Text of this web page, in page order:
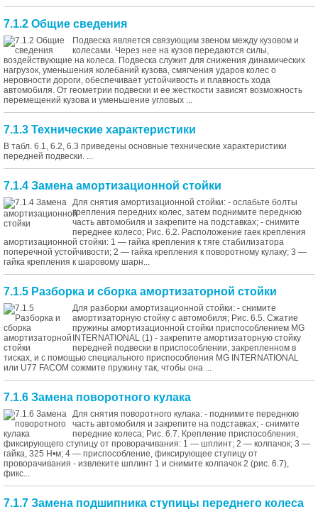
7.1.2 Общие сведения
Подвеска является связующим звеном между кузовом и
колесами. Через нее на кузов передаются силы,
воздействующие на колеса. Подвеска служит для снижения динамических
нагрузок, уменьшения колебаний кузова, смягчения ударов колес о
неровности дороги, обеспечивает устойчивость и плавность хода
автомобиля. От геометрии подвески и ее жесткости зависят возможность
перемещений кузова и уменьшение угловых ...
7.1.3 Технические характеристики
В табл. 6.1, 6.2, 6.3 приведены основные технические характеристики
передней подвески. ...
7.1.4 Замена амортизационной стойки
Для снятия амортизационной стойки: - ослабьте болты
крепления передних колес, затем поднимите переднюю
часть автомобиля и закрепите на подставках; - снимите
переднее колесо; Рис. 6.2. Расположение гаек крепления
амортизационной стойки: 1 — гайка крепления к тяге стабилизатора
поперечной устойчивости; 2 — гайка крепления к поворотному кулаку; 3 —
гайка крепления к шаровому шарн...
7.1.5 Разборка и сборка амортизаторной стойки
Для разборки амортизационной стойки: - снимите
амортизаторную стойку с автомобиля; Рис. 6.5. Сжатие
пружины амортизационной стойки приспособлением MG
INTERNATIONAL (1) - закрепите амортизаторную стойку
передней подвески в приспособлении, закрепленном в
тисках, и с помощью специального приспособления MG INTERNATIONAL
или U77 FACOM сожмите пружину так, чтобы она ...
7.1.6 Замена поворотного кулака
Для снятия поворотного кулака: - поднимите переднюю
часть автомобиля и закрепите на подставках; - снимите
передние колеса; Рис. 6.7. Крепление приспособления,
фиксирующего ступицу от проворачивания: 1 — шплинт; 2 — колпачок; 3 —
гайка, 325 Н•м; 4 — приспособление, фиксирующее ступицу от
проворачивания - извлеките шплинт 1 и снимите колпачок 2 (рис. 6.7),
фикс...
7.1.7 Замена подшипника ступицы переднего колеса